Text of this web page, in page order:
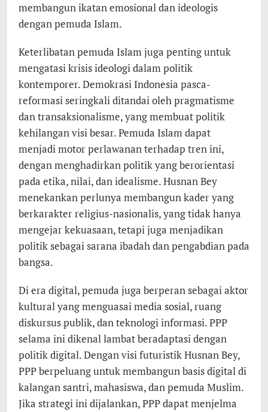
membangun ikatan emosional dan ideologis
dengan pemuda Islam.
Keterlibatan pemuda Islam juga penting untuk
mengatasi krisis ideologi dalam politik
kontemporer. Demokrasi Indonesia pasca-
reformasi seringkali ditandai oleh pragmatisme
dan transaksionalisme, yang membuat politik
kehilangan visi besar. Pemuda Islam dapat
menjadi motor perlawanan terhadap tren ini,
dengan menghadirkan politik yang berorientasi
pada etika, nilai, dan idealisme. Husnan Bey
menekankan perlunya membangun kader yang
berkarakter religius-nasionalis, yang tidak hanya
mengejar kekuasaan, tetapi juga menjadikan
politik sebagai sarana ibadah dan pengabdian pada
bangsa.
Di era digital, pemuda juga berperan sebagai aktor
kultural yang menguasai media sosial, ruang
diskursus publik, dan teknologi informasi. PPP
selama ini dikenal lambat beradaptasi dengan
politik digital. Dengan visi futuristik Husnan Bey,
PPP berpeluang untuk membangun basis digital di
kalangan santri, mahasiswa, dan pemuda Muslim.
Jika strategi ini dijalankan, PPP dapat menjelma